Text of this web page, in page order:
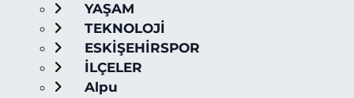
YAŞAM
TEKNOLOJİ
ESKİŞEHİRSPOR
İLÇELER
Alpu